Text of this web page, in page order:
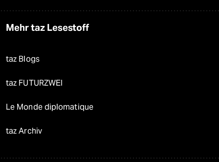
Mehr taz Lesestoff
taz Blogs
taz FUTURZWEI
Le Monde diplomatique
taz Archiv